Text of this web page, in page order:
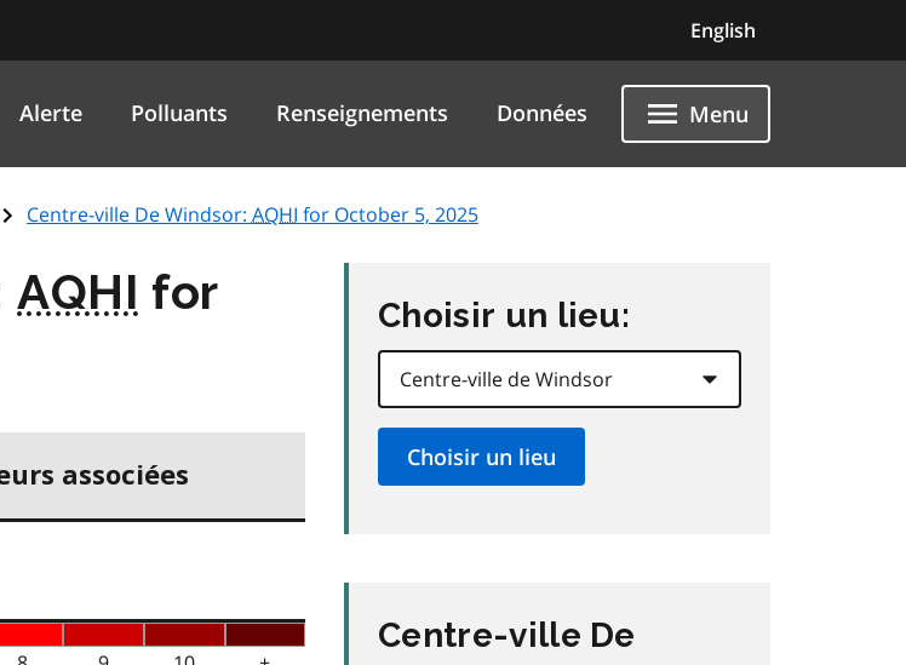
English
Alerte Polluants Renseignements Données Menu
Centre-ville De Windsor: AQHI for October 5, 2025
AQHI for
associées
Choisir un lieu:
Centre-ville De